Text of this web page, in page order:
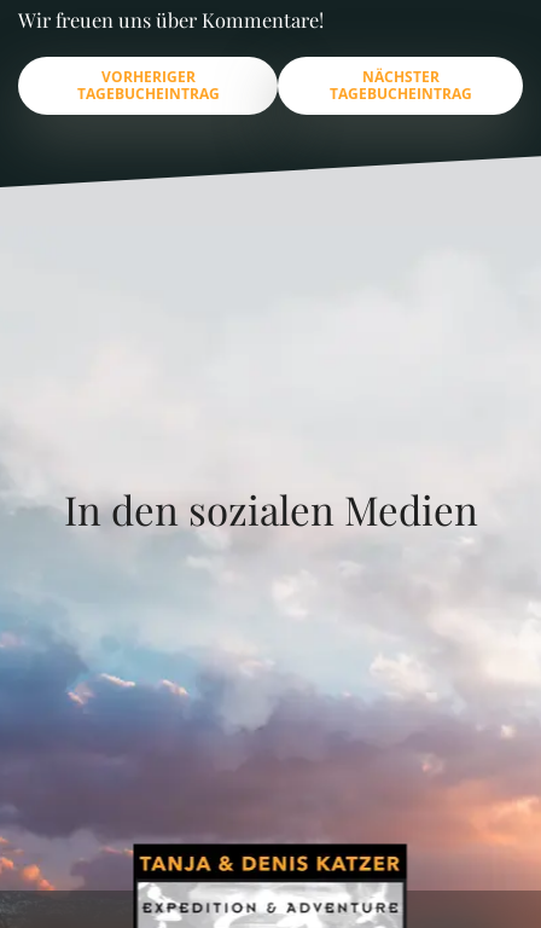
Wir freuen uns über Kommentare!
VORHERIGER
TAGEBUCHEINTRAG
NÄCHSTER
TAGEBUCHEINTRAG
In den sozialen Medien